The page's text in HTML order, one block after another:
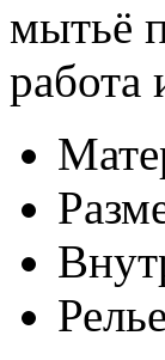
мытьё
работа